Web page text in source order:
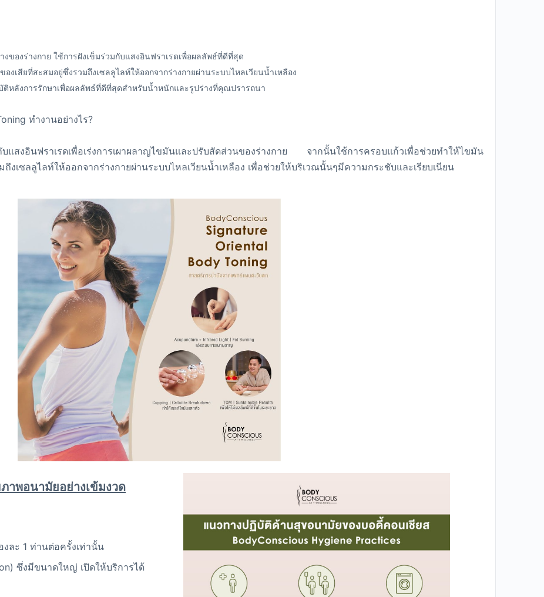
ของร่างกาย ใช้การฝังเข็มร่วมกับแสงอินฟราเรดเพื่อผลลัพธ์ที่ดีที่สุด
เสียที่สะสมอยู่ซึ่งรวมถึงเซลลูไลท์ให้ออกจากร่างกายผ่านระบบไหลเวียนน้ำเหลือง
ติหลังการรักษาเพื่อผลลัพธ์ที่ดีที่สุดสำหรับน้ำหนักและรูปร่างที่คุณปรารถนา
ทำงานอย่างไร?
บแสงอินฟราเรดเพื่อเร่งการเผาผลาญไขมันและปรับสัดส่วนของร่างกาย จากนั้นใช้การครอบแก้วเพื่อช่วยทำให้ไขมัน
งเซลลูไลท์ให้ออกจากร่างกายผ่านระบบไหลเวียนน้ำเหลือง เพื่อช่วยให้บริเวณนั้นๆมีความกระชับและเรียบเนียน
าพอนามัยอย่างเข้มงวด
ละ 1 ท่านต่อครั้งเท่านั้น
ซึ่งมีขนาดใหญ่ เปิดให้บริการได้